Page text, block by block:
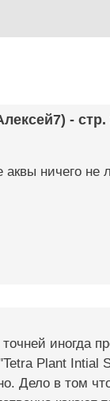
- стр.
аквы ничего не
иногда
Plant Intial
Дело в том